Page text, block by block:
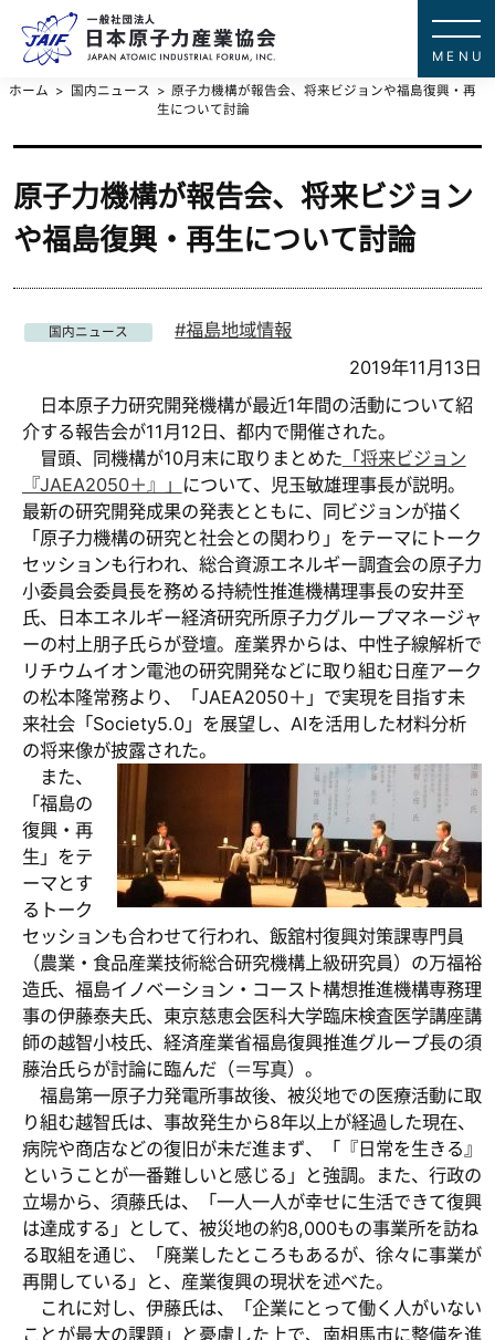
ホーム 国内ニュース
原子力機構が報告会、将来ビジョンや福島復興・再
生について討論
原子力機構が報告会、将来ビジョン
や福島復興・再生について討論
国内ニュース
福島地域情報
2019年11月13日
日本原子力研究開発機構が最近1年間の活動について紹
介する報告会が11月12日、都内で開催された。
冒頭、同機構が10月末に取りまとめた 「将来ビジョン
『JAEA2050＋』」 について、児玉敏雄理事長が説明。
最新の研究開発成果の発表とともに、同ビジョンが描く
「原子力機構の研究と社会との関わり」をテーマにトーク
セッションも行われ、総合資源エネルギー調査会の原子力
小委員会委員長を務める持続性推進機構理事長の安井至
氏、日本エネルギー経済研究所原子力グループマネージャ
ーの村上朋子氏らが登壇。産業界からは、中性子線解析で
リチウムイオン電池の研究開発などに取り組む日産アーク
の松本隆常務より、「JAEA2050＋」で実現を目指す未
来社会「Society5.0」を展望し、AIを活用した材料分析
の将来像が披露された。
また、
「福島の
復興・再
生」をテ
ーマとす
るトーク
セッションも合わせて行われ、飯舘村復興対策課専門員
（農業・食品産業技術総合研究機構上級研究員）の万福裕
造氏、福島イノベーション・コースト構想推進機構専務理
事の伊藤泰夫氏、東京慈恵会医科大学臨床検査医学講座講
師の越智小枝氏、経済産業省福島復興推進グループ長の須
藤治氏らが討論に臨んだ（＝写真）。
福島第一原子力発電所事故後、被災地での医療活動に取
り組む越智氏は、事故発生から8年以上が経過した現在、
病院や商店などの復旧が未だ進まず、「『日常を生きる』
ということが一番難しいと感じる」と強調。また、行政の
立場から、須藤氏は、「一人一人が幸せに生活できて復興
は達成する」として、被災地の約8,000もの事業所を訪ね
る取組を通じ、「廃業したところもあるが、徐々に事業が
再開している」と、産業復興の現状を述べた。
これに対し、伊藤氏は、「企業にとって働く人がいない
ことが最大の課題」と憂慮した上で、南相馬市に整備を進